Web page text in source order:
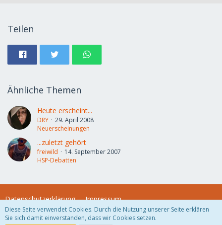
Teilen
Ähnliche Themen
Heute erscheint...
DRY
29. April 2008
Neuerscheinungen
...zuletzt gehört
freiwild
14. September 2007
HSP-Debatten
Datenschutzerklärung Impressum
Diese Seite verwendet Cookies. Durch die Nutzung unserer Seite erklären
Sie sich damit einverstanden, dass wir Cookies setzen.